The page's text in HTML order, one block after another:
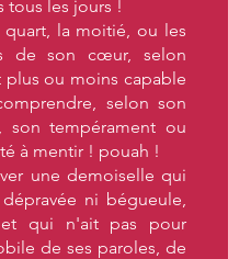
tous les jours !
la moitié, ou les
de son cœur, selon
ou moins capable
selon son
son tempérament ou
à mentir ! pouah !
une demoiselle qui
ni bégueule,
qui n'ait pas pour
de ses paroles, de